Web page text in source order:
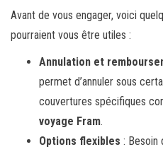
Avant de vous engager, voici
pourraient vous être utiles :
Annulation et
permet d’annuler sous
couvertures spécifiques
voyage Fram.
Options flexibles : Besoin